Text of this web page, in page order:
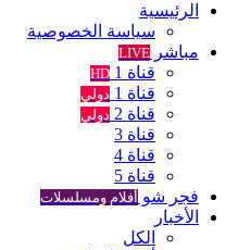
الرئيسية
سياسة الخصوصية
مباشر LIVE
قناة 1 HD
قناة 1 دولي
قناة 2 دولي
قناة 3
قناة 4
قناة 5
فجر شو أفلام ومسلسلات
الأخبار
الكل